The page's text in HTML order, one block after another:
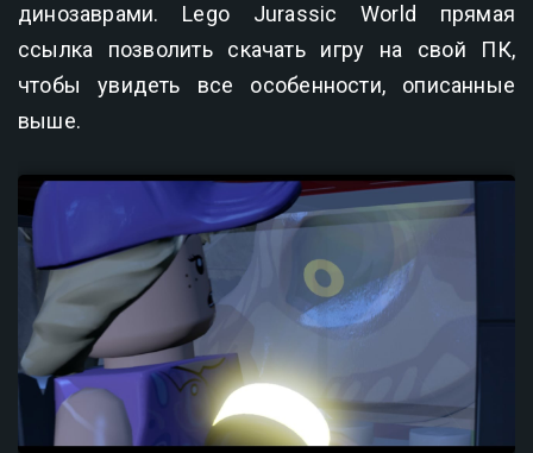
динозаврами. Lego Jurassic World прямая
ссылка позволить скачать игру на свой ПК,
чтобы увидеть все особенности, описанные
выше.